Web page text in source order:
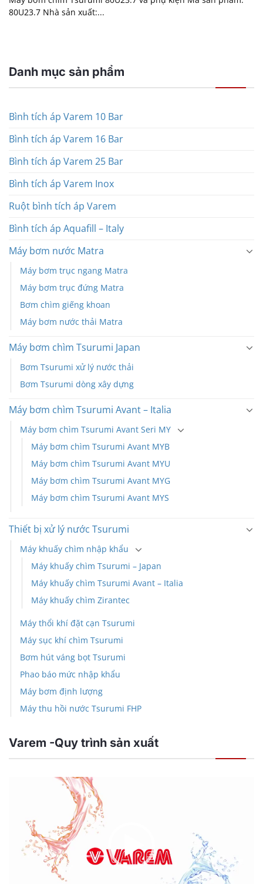
80U23.7 Nhà sản xuất:...
Danh mục sản phẩm
Bình tích áp Varem 10 Bar
Bình tích áp Varem 16 Bar
Bình tích áp Varem 25 Bar
Bình tích áp Varem Inox
Ruột bình tích áp Varem
Bình tích áp Aquafill – Italy
Máy bơm nước Matra
Máy bơm trục ngang Matra
Máy bơm trục đứng Matra
Bơm chìm giếng khoan
Máy bơm nước thải Matra
Máy bơm chìm Tsurumi Japan
Bơm Tsurumi xử lý nước thải
Bơm Tsurumi dòng xây dựng
Máy bơm chìm Tsurumi Avant – Italia
Máy bơm chìm Tsurumi Avant Seri MY
Máy bơm chìm Tsurumi Avant MYB
Máy bơm chìm Tsurumi Avant MYU
Máy bơm chìm Tsurumi Avant MYG
Máy bơm chìm Tsurumi Avant MYS
Thiết bị xử lý nước Tsurumi
Máy khuấy chìm nhập khẩu
Máy khuấy chìm Tsurumi – Japan
Máy khuấy chìm Tsurumi Avant – Italia
Máy khuấy chìm Zirantec
Máy thổi khí đặt cạn Tsurumi
Máy sục khí chìm Tsurumi
Bơm hút váng bọt Tsurumi
Phao báo mức nhập khẩu
Máy bơm định lượng
Máy thu hồi nước Tsurumi FHP
Varem -Quy trình sản xuất